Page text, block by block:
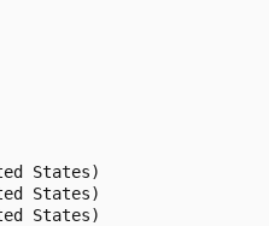
States)
States)
States)